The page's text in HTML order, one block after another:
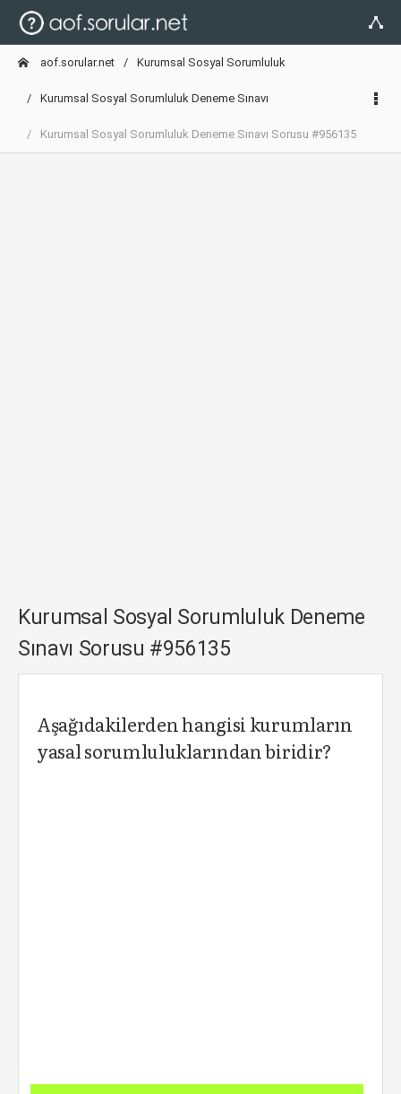
aof.sorular.net Kurumsal Sosyal Sorumluluk
Kurumsal Sosyal Sorumluluk Deneme Sınavı
Kurumsal Sosyal Sorumluluk Deneme Sınavı Sorusu #956135
Kurumsal Sosyal Sorumluluk Deneme
Sınavı Sorusu #956135
Aşağıdakilerden hangisi kurumların
yasal sorumluluklarından biridir?